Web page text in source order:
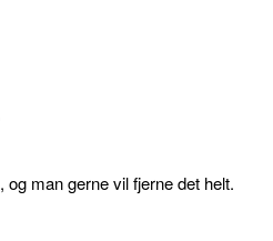
man gerne vil fjerne det helt.